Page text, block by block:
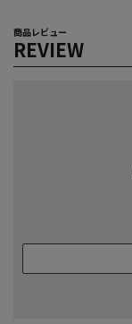
商品レビュー
REVIEW